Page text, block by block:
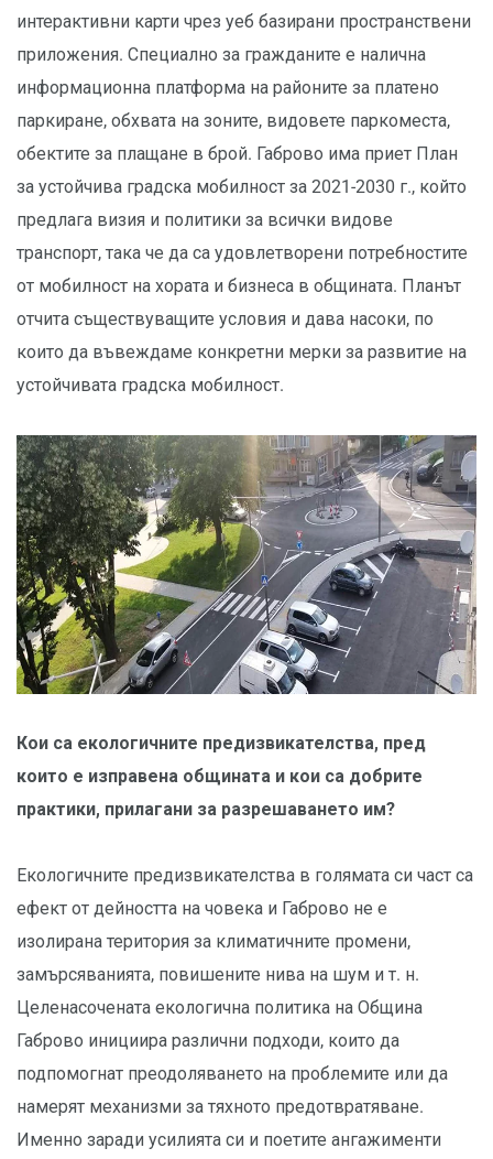
интерактивни карти чрез уеб базирани пространствени
приложения. Специално за гражданите е налична
информационна платформа на районите за платено
паркиране, обхвата на зоните, видовете паркоместа,
обектите за плащане в брой. Габрово има приет План
за устойчива градска мобилност за 2021-2030 г., който
предлага визия и политики за всички видове
транспорт, така че да са удовлетворени потребностите
от мобилност на хората и бизнеса в общината. Планът
отчита съществуващите условия и дава насоки, по
които да въвеждаме конкретни мерки за развитие на
устойчивата градска мобилност.
Кои са екологичните предизвикателства, пред
които е изправена общината и кои са добрите
практики, прилагани за разрешаването им?
Екологичните предизвикателства в голямата си част са
ефект от дейността на човека и Габрово не е
изолирана територия за климатичните промени,
замърсяванията, повишените нива на шум и т. н.
Целенасочената екологична политика на Община
Габрово инициира различни подходи, които да
подпомогнат преодоляването на проблемите или да
намерят механизми за тяхното предотвратяване.
Именно заради усилията си и поетите ангажименти